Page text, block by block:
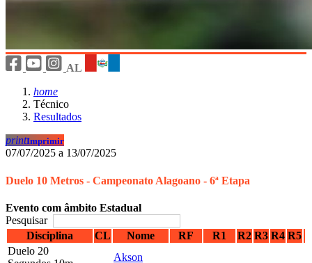
AL
home
Técnico
Resultados
printImprimir
07/07/2025 a 13/07/2025
Duelo 10 Metros - Campeonato Alagoano - 6ª Etapa
Evento com âmbito Estadual
Pesquisar
Disciplina
CL Nome RF R1 R2 R3 R4 R5
Duelo 20
Akson